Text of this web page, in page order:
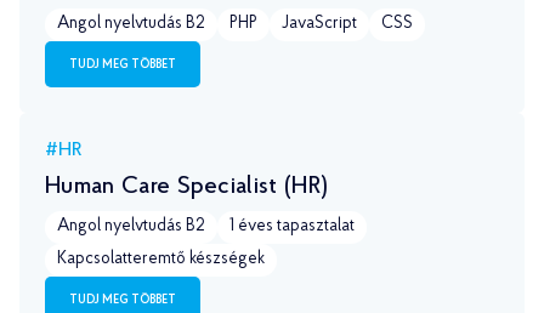
Angol nyelvtudás B2 PHP JavaScript CSS
TUDJ MEG TÖBBET
#HR
Human Care Specialist (HR)
Angol nyelvtudás B2
1 éves tapasztalat
Kapcsolatteremtő készségek
TUDJ MEG TÖBBET